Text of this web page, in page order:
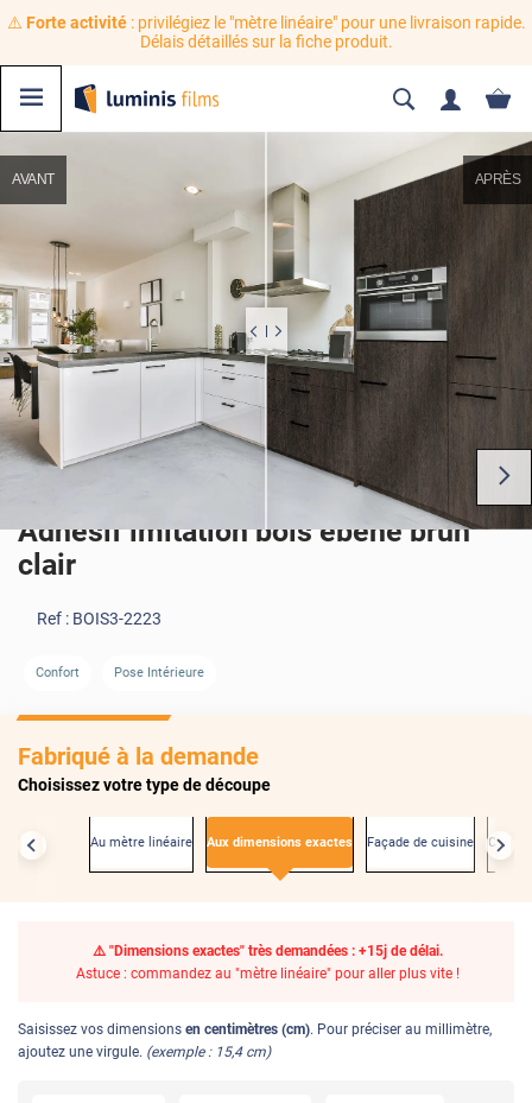
⚠️ Forte activité: privilégiez le "mètre linéaire" pour une livraison rapide.
Délais détaillés sur la fiche produit.
AVANT APRÈS
Adhésif imitation bois ébène brun
clair
Ref : BOIS3-2223
Confort Pose Intérieure
Fabriqué à la demande
Choisissez votre type de découpe
Au mètre linéaire Aux dimensions exactes Façade de cuisine
⚠️ "Dimensions exactes" très demandées : +15j de délai.
Astuce : commandez au "mètre linéaire" pour aller plus vite !
Saisissez vos dimensions en centimètres (cm). Pour préciser au millimètre,
ajoutez une virgule. (exemple : 15,4 cm)